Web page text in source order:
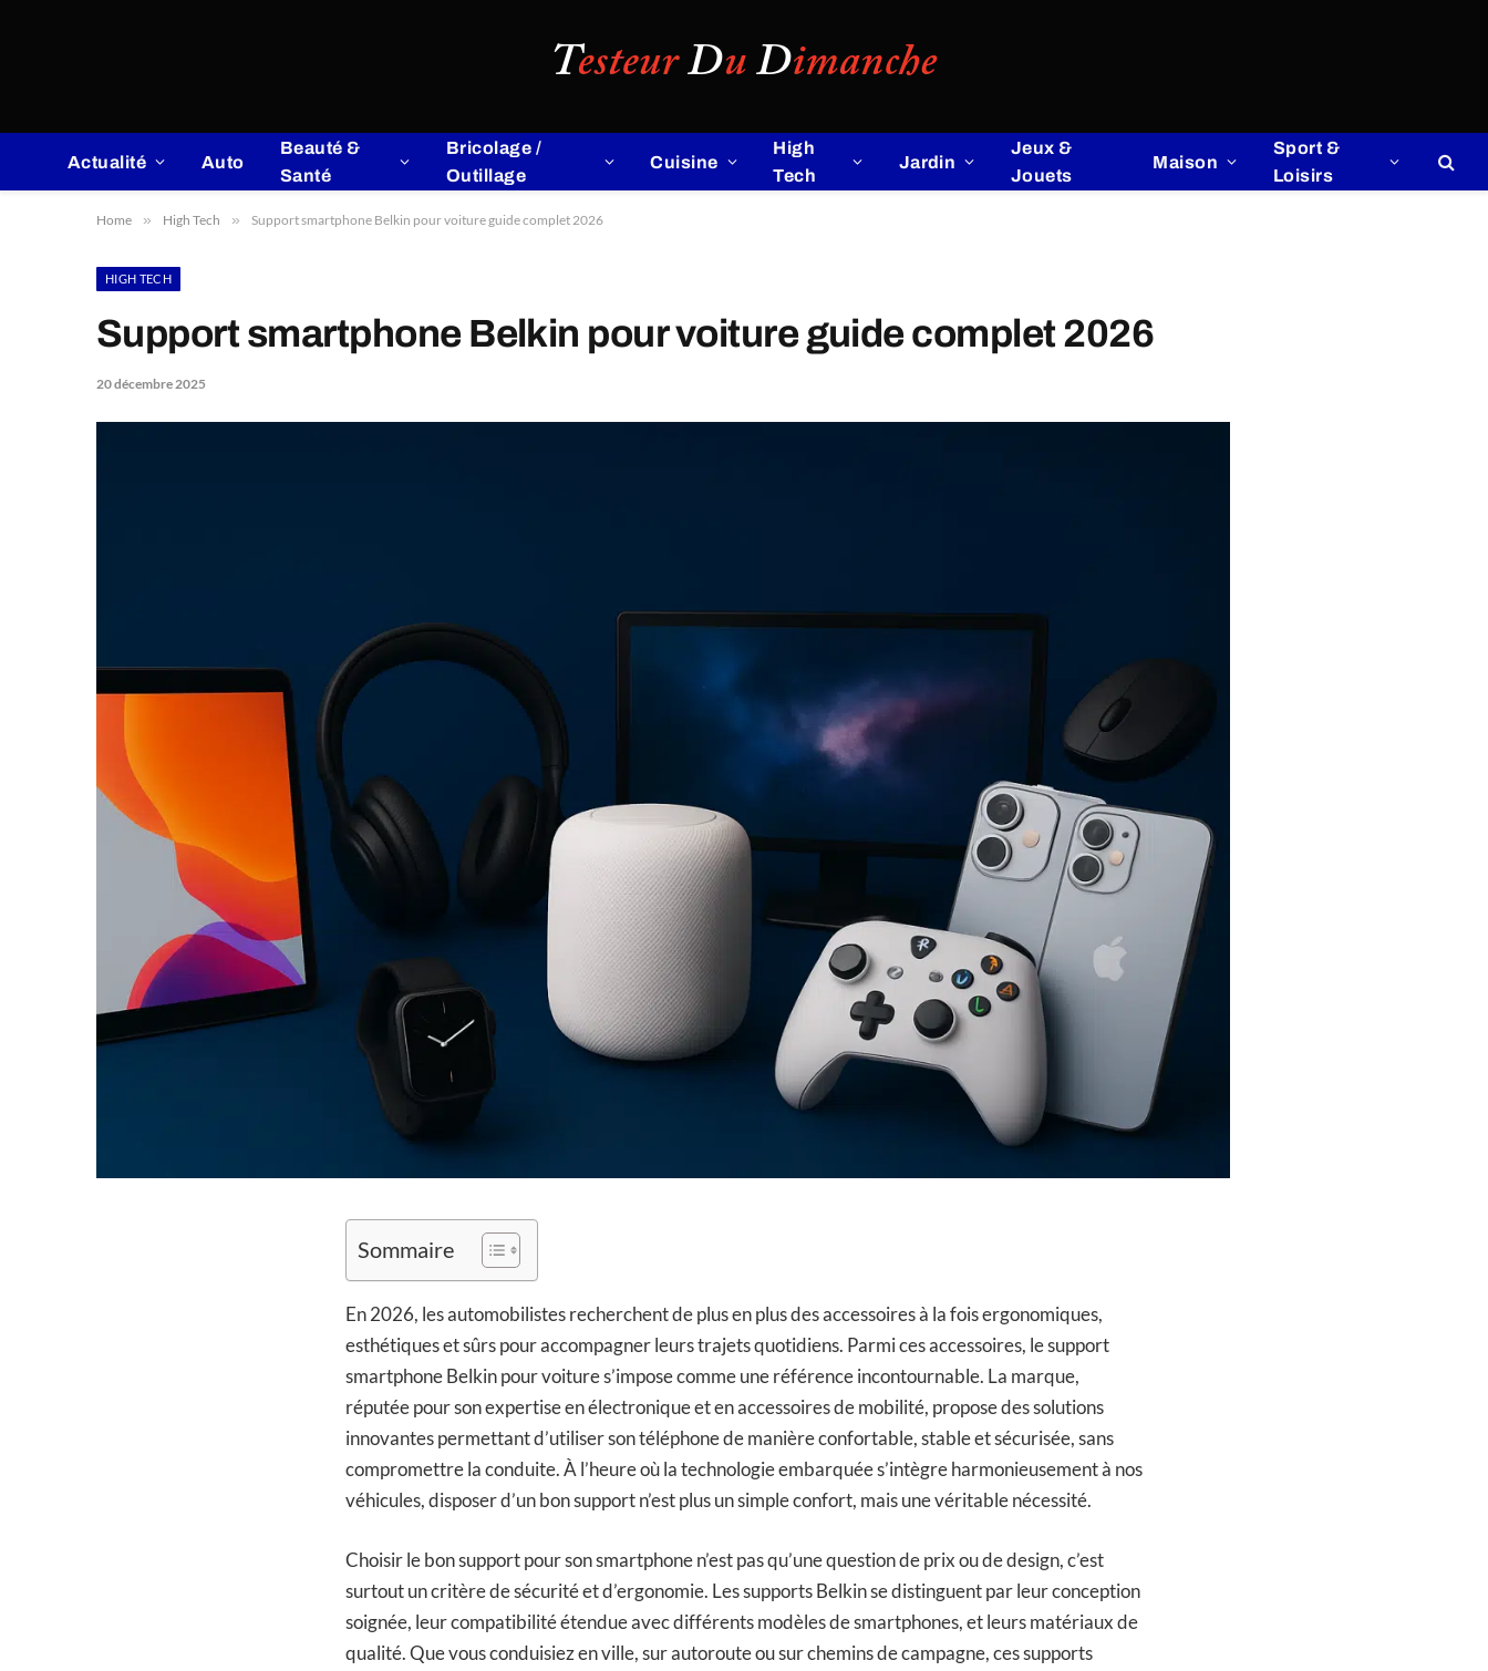
Actualité Auto
Beauté &
Santé
Bricolage /
Outillage
Cuisine
High
Tech
Jardin
Jeux &
Jouets
Maison
Sport &
Loisirs
Home » High Tech » Support smartphone Belkin pour voiture guide complet 2026
HIGH TECH
Support smartphone Belkin pour voiture guide complet 2026
20 décembre 2025
Sommaire
En 2026, les automobilistes recherchent de plus en plus des accessoires à la fois ergonomiques,
esthétiques et sûrs pour accompagner leurs trajets quotidiens. Parmi ces accessoires, le support
smartphone Belkin pour voiture s’impose comme une référence incontournable. La marque,
réputée pour son expertise en électronique et en accessoires de mobilité, propose des solutions
innovantes permettant d’utiliser son téléphone de manière confortable, stable et sécurisée, sans
compromettre la conduite. À l’heure où la technologie embarquée s’intègre harmonieusement à nos
véhicules, disposer d’un bon support n’est plus un simple confort, mais une véritable nécessité.
Choisir le bon support pour son smartphone n’est pas qu’une question de prix ou de design, c’est
surtout un critère de sécurité et d’ergonomie. Les supports Belkin se distinguent par leur conception
soignée, leur compatibilité étendue avec différents modèles de smartphones, et leurs matériaux de
qualité. Que vous conduisiez en ville, sur autoroute ou sur chemins de campagne, ces supports